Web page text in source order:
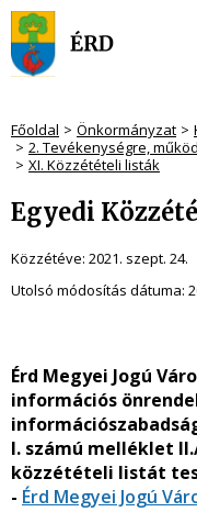
Főoldal Önkormányzat
2. Tevékenységre,
XI. Közzétételi listák
Egyedi
Közzétéve: 2021. szept. 24.
Utolsó módosítás dátuma:
Érd Megyei Jogú
információs
I. számú melléklet
közzétételi listát
- Érd Megyei Jogú